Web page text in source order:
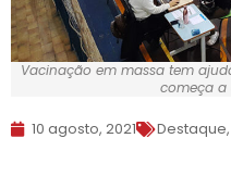
Vacinação em massa tem
começa a
10 agosto, 2021 Destaque,